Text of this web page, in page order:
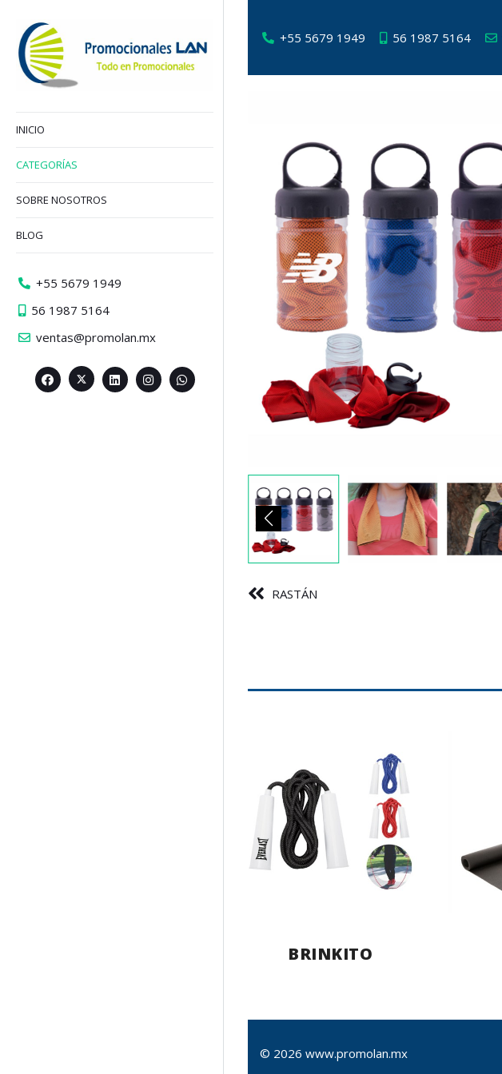
+55 5679 1949 56 1987 5164
RASTÁN
BRINKITO
© 2026 www.promolan.mx
INICIO
CATEGORÍAS
SOBRE NOSOTROS
BLOG
+55 5679 1949
56 1987 5164
ventas@promolan.mx